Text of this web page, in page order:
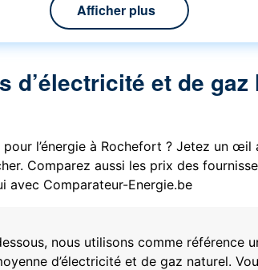
Afficher plus
d’électricité et de
l’énergie à Rochefort ? Jetez un
Comparez aussi les prix des
avec Comparateur-Energie.be
nous utilisons comme référence
d’électricité et de gaz naturel.